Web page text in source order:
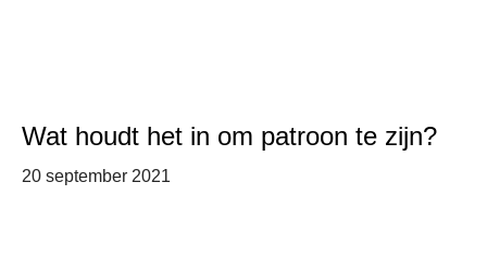
Wat houdt het in om patroon te zijn?
20 september 2021